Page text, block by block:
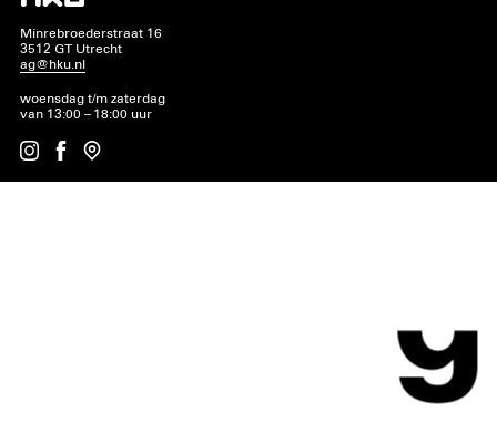
Minrebroederstraat 16
3512 GT Utrecht
ag@hku.nl
woensdag t/m zaterdag
van 13:00 – 18:00 uur